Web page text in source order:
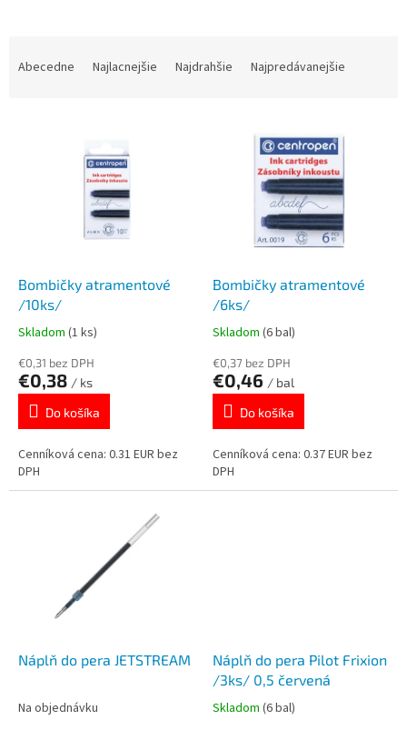
Abecedne Najlacnejšie Najdrahšie Najpredávanejšie
Bombičky atramentové
/10ks/
Skladom (1 ks)
€0,31 bez DPH
€0,38 / ks
Do košíka
Cenníková cena: 0.31 EUR bez
DPH
Bombičky atramentové
/6ks/
Skladom (6 bal)
€0,37 bez DPH
€0,46 / bal
Do košíka
Cenníková cena: 0.37 EUR bez
DPH
Náplň do pera JETSTREAM
Na objednávku
Náplň do pera Pilot Frixion
/3ks/ 0,5 červená
Skladom (6 bal)